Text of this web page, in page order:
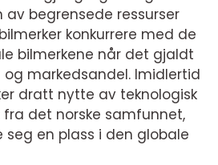
av begrensede ressurser
konkurrere med de
bilmerkene når det gjaldt
og markedsandel. Imidlertid
dratt nytte av teknologisk
det norske samfunnet,
en plass i den globale